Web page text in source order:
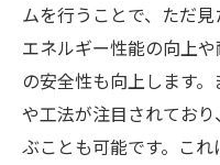
ムを行うことで、ただ
エネルギー性能の向上
の安全性も向上します
や工法が注目されてお
ぶことも可能です。こ